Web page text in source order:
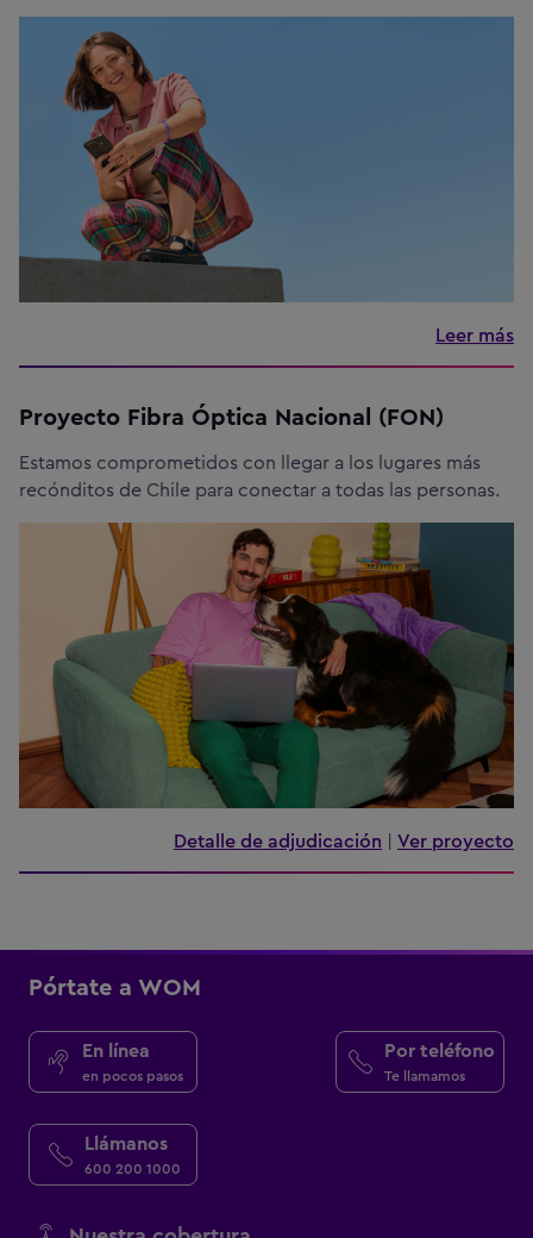
Leer más
Proyecto Fibra Óptica Nacional (FON)
Estamos comprometidos con llegar a los lugares más
recónditos de Chile para conectar a todas las personas.
Detalle de adjudicación | Ver proyecto
Pórtate a WOM
En línea
en pocos pasos
Por teléfono
Te llamamos
Llámanos
600 200 1000